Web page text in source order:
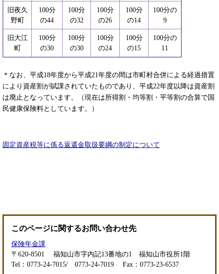
旧夜久
野町
100分
の44
100分
の32
100分
の26
100分
の14
100分の
9
旧大江
町
100分
の30
100分
の30
100分
の24
100分
の15
100分の
11
＊なお、平成18年度から平成21年度の間は市町村合併による経過措置
により資産割が賦課されていたものであり、平成22年度以降は資産割
は廃止となっています。（現在は所得割・均等割・平等割の合算で国
民健康保険料としています。）
固定資産税等に係る返還金取扱要綱の制定について
このページに関するお問い合わせ先
保険年金課
〒620-8501
福知山市字内記13番地の1 福知山市役所1階
Tel：0773-24-7015/ 0773-24-7019
Fax：0773-23-6537